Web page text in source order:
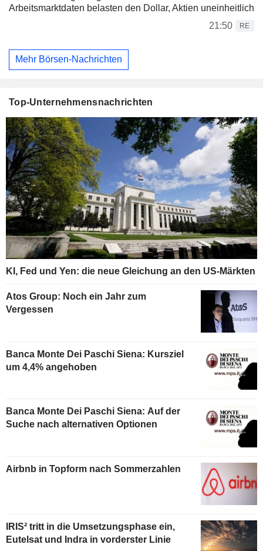
Arbeitsmarktdaten belasten den Dollar, Aktien uneinheitlich
21:50
RE
Mehr Börsen-Nachrichten
Top-Unternehmensnachrichten
KI, Fed und Yen: die neue Gleichung an den US-Märkten
Atos Group: Noch ein Jahr zum
Vergessen
Banca Monte Dei Paschi Siena: Kursziel
um 4,4% angehoben
Banca Monte Dei Paschi Siena: Auf der
Suche nach alternativen Optionen
Airbnb in Topform nach Sommerzahlen
IRIS² tritt in die Umsetzungsphase ein,
Eutelsat und Indra in vorderster Linie